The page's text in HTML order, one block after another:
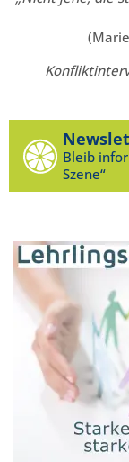
Bleib
Szene“